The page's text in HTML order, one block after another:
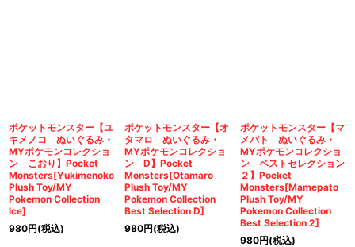
ポケットモンスター【ユ
キメノコ ぬいぐるみ・
MYポケモンコレクショ
ン こおり】Pocket
Monsters[Yukimenoko
Plush Toy/MY
Pokemon Collection
Ice]
980円(税込)
ポケットモンスター【オ
タマロ ぬいぐるみ・
MYポケモンコレクショ
ン D】Pocket
Monsters[Otamaro
Plush Toy/MY
Pokemon Collection
Best Selection D]
980円(税込)
ポケットモンスター【マ
メパト ぬいぐるみ・
MYポケモンコレクショ
ン ベストセレクション
２】Pocket
Monsters[Mamepato
Plush Toy/MY
Pokemon Collection
Best Selection 2]
980円(税込)